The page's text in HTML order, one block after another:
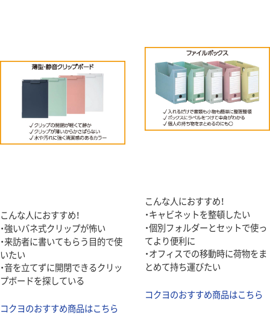
こんな人におすすめ！
・強いバネ式クリップが怖い
・来訪者に書いてもらう目的で使
いたい
・音を立てずに開閉できるクリッ
プボードを探している
コクヨのおすすめ商品はこちら
こんな人におすすめ！
・キャビネットを整頓したい
・個別フォルダーとセットで使っ
てより便利に
・オフィスでの移動時に荷物をま
とめて持ち運びたい
コクヨのおすすめ商品はこちら